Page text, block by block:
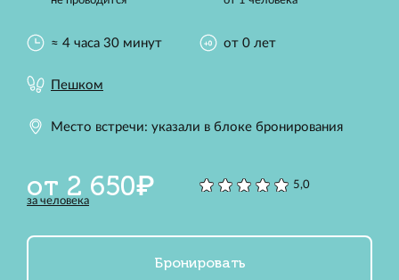
≈ 4 часа 30 минут от 0 лет
Пешком
Место встречи: указали в блоке бронирования
от 2 650₽
за человека
5,0
Бронировать